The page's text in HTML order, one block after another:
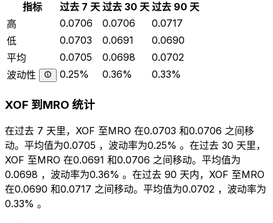
指标 过去 7 天 过去 30 天 过去 90 天
高
0.0706 0.0706
0.0717
低
0.0703 0.0691
0.0690
平均
0.0705 0.0698
0.0702
波动性
0.25% 0.36% 0.33%
XOF 到MRO 统计
在过去 7 天里，XOF 至MRO 在0.0703 和0.0706 之间移
动。平均值为0.0705 ，波动率为0.25% 。在过去 30 天里，
XOF 至MRO 在0.0691 和0.0706 之间移动。平均值为
0.0698 ，波动率为0.36% 。在过去 90 天内，XOF 至MRO
在0.0690 和0.0717 之间移动。平均值为0.0702 ，波动率为
0.33% 。